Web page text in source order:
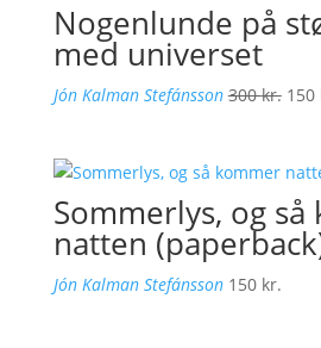
Nogenlunde på
med universet
Jón Kalman Stefánsson300kr. Den
var:
300
150
Sommerlys, og
natten
Jón Kalman Stefánsson 150 kr.